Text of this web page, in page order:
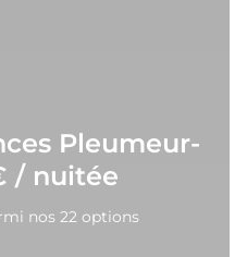
Pleumeur-
/ nuitée
nos 22 options